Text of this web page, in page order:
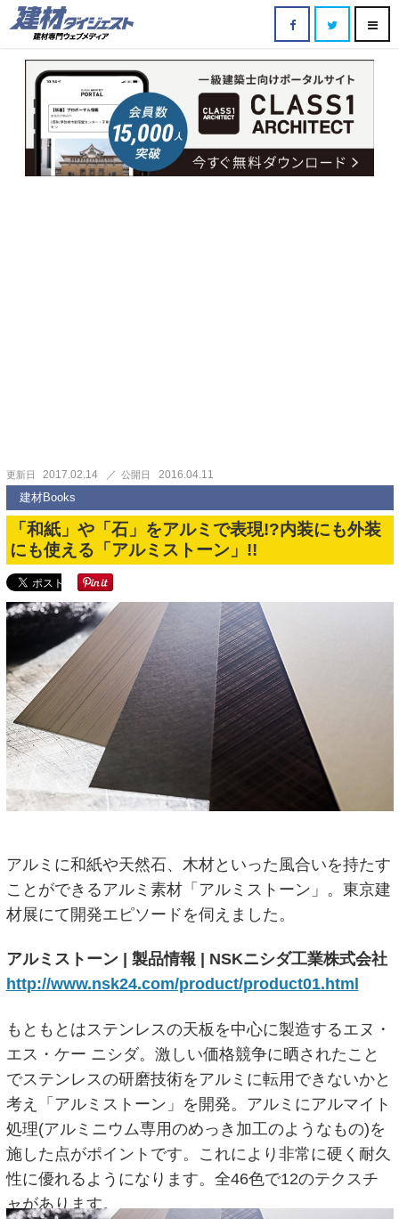
更新日 2017.02.14 公開日 2016.04.11
建材Books
「和紙」や「石」をアルミで表現!?内装にも外装
にも使える「アルミストーン」!!
アルミに和紙や天然石、木材といった風合いを持たす
ことができるアルミ素材「アルミストーン」。東京建
材展にて開発エピソードを伺えました。
アルミストーン | 製品情報 | NSKニシダ工業株式会社
http://www.nsk24.com/product/product01.html
もともとはステンレスの天板を中心に製造するエヌ・
エス・ケー ニシダ。激しい価格競争に晒されたこと
でステンレスの研磨技術をアルミに転用できないかと
考え「アルミストーン」を開発。アルミにアルマイト
処理(アルミニウム専用のめっき加工のようなもの)を
施した点がポイントです。これにより非常に硬く耐久
性に優れるようになります。全46色で12のテクスチ
ャがあります。